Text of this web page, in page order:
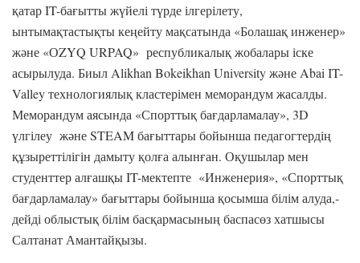
қатар IT-бағытты жүйелі түрде ілгерілету,
ынтымақтастықты кеңейту мақсатында «Болашақ инженер»
және «ОZYQ URPAQ» республикалық жобалары іске
асырылуда. Биыл Alikhan Bokeikhan University және Abai IT-
Valley технологиялық кластерімен меморандум жасалды.
Меморандум аясында «Спорттық бағдарламалау», 3D
үлгілеу және STEAM бағыттары бойынша педагогтердің
құзыреттілігін дамыту қолға алынған. Оқушылар мен
студенттер алғашқы IT-мектепте «Инженерия», «Спорттық
бағдарламалау» бағыттары бойынша қосымша білім алуда,-
дейді облыстық білім басқармасының баспасөз хатшысы
Салтанат Амантайқызы.